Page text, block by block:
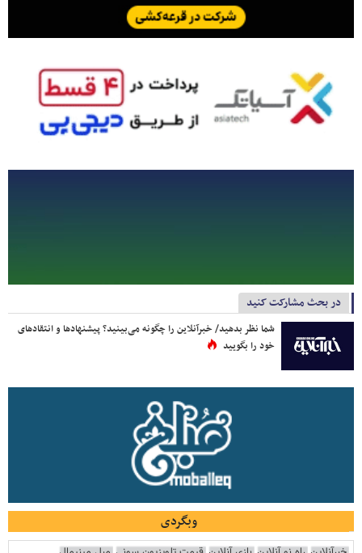
در بحث مشارکت کنید
شما نظر بدهید/ خبرآنلاین را چگونه می‌بینید؟ پیشنهادها و انتقادهای
خود را بگویید
وبگردی